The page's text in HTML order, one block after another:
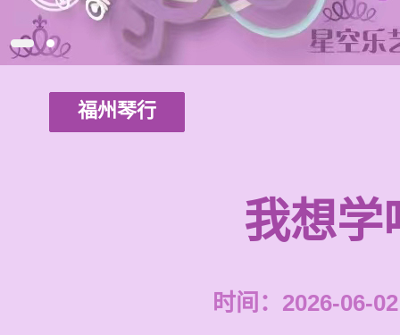
福州琴行
我想学
时间：2026-06-